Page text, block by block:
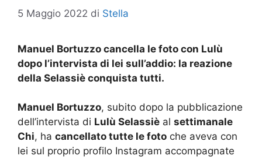
5 Maggio 2022 di Stella
Manuel Bortuzzo cancella le foto con Lulù
dopo l’intervista di lei sull’addio: la reazione
della Selassiè conquista tutti.
Manuel Bortuzzo, subito dopo la pubblicazione
dell’intervista di Lulù Selassiè al settimanale
Chi, ha cancellato tutte le foto che aveva con
lei sul proprio profilo Instagram accompagnate